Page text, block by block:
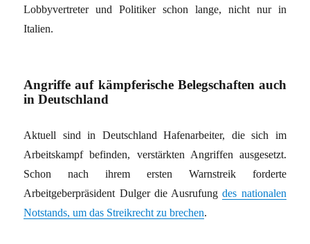
Lobbyvertreter und Politiker schon lange, nicht nur in
Italien.
Angriffe auf kämpferische Belegschaften auch
in Deutschland
Aktuell sind in Deutschland Hafenarbeiter, die sich im
Arbeitskampf befinden, verstärkten Angriffen ausgesetzt.
Schon nach ihrem ersten Warnstreik forderte
Arbeitgeberpräsident Dulger die Ausrufungdes nationalen
Notstands, um das Streikrecht zu brechen.